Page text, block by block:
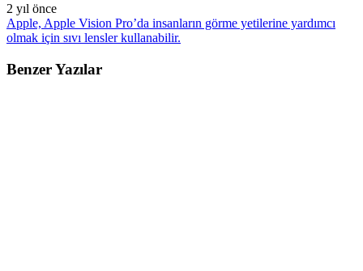
2 yıl önce
Apple, Apple Vision Pro’da insanların görme yetilerine yardımcı
olmak için sıvı lensler kullanabilir.
Benzer Yazılar